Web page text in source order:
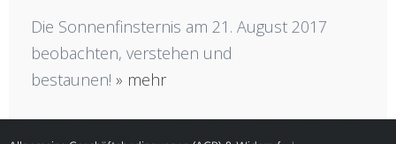
Die Sonnenfinsternis am 21. August 2017
beobachten, verstehen und
bestaunen! » mehr